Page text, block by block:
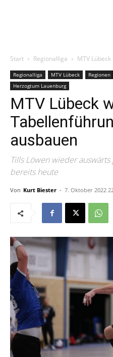
Start Regionalliga MTV Lübeck
Regionalliga MTV Lübeck Regionen
Herzogtum Lauenburg
MTV Lübeck
ausbauen
Tills Löwen wieder
bereits heute
Von Kurt Biester - 7. Oktober 2022